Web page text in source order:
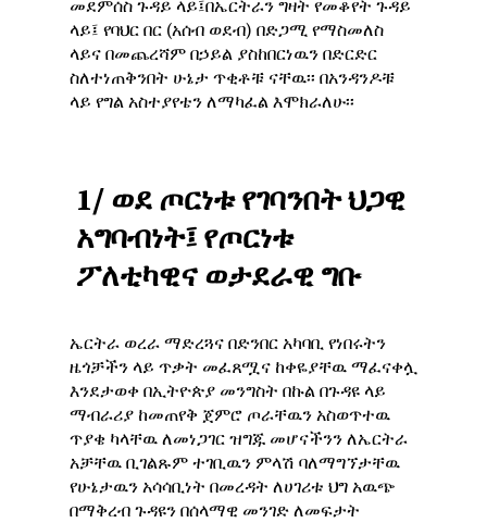
መደምሰስ ጉዳይ ላይ፤በኤርትራን ግዛት የመቆየት ጉዳይ
ላይ፤ የባህር በር (አሰብ ወደብ) በድጋሚ የማስመለስ
ላይና በመጨረሻም በኃይል ያስከበርነዉን በድርድር
ስለተነጠቅንበት ሁኔታ ጥቂቶቹ ናቸዉ፡፡ በአንዳንዶቹ
ላይ የግል አስተያየቴን ለማካፈል እሞክራለሁ፡፡
1/ ወደ ጦርነቱ የገባንበትህጋዊ
አግባብነት፤ የጦርነቱ
ፖለቲካዊና ወታደራዊ ግቡ
ኤርትራ ወረራ ማድረጓና በድንበር አካባቢ የነበሩትን
ዜጎቻችን ላይ ጥቃት መፈጸሟና ከቀዬያቸዉ ማፈናቀሏ
እንደታወቀ በኢትዮጵያ መንግስት በኩል በጉዳዩ ላይ
ማብራሪያ ከመጠየቅ ጀምሮ ጦራቸዉን አስወጥተዉ
ጥያቄ ካላቸዉ ለመነጋገር ዝግጁ መሆናችንን ለኤርትራ
አቻቸዉ ቢገልጹም ተገቢዉን ምላሽ ባለማግኘታቸዉ
የሁኔታዉን አሳሳቢነት በመረዳት ለሀገሪቱ ህግ አዉጭ
በማቅረብ ጉዳዩን በሰላማዊ መንገድ ለመፍታት